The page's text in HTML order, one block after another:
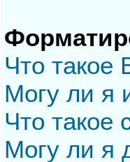
Что такое
Могу ли я
Что такое
Могу ли я